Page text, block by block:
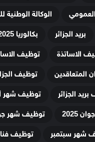
الوكالة الوطنية
بريد الجزائر بكالوريا 2025
الاساتذة
توظيف
المتعاقدين
توظيف
الجزائر
توظيف شهر
2025
توظيف شهر
شهر سبتمبر
توظيف